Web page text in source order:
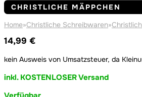
CHRISTLICHE MÄPPCHEN
Home»Christliche Schreibwaren»
14,99 €
kein Ausweis von Umsatzsteuer, da
inkl. KOSTENLOSER Versand